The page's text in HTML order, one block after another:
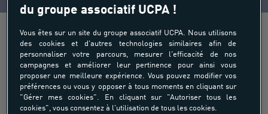
Option tour supplémentaire -
Poney
du groupe associatif UCPA !
Vous êtes sur un site du groupe associatif UCPA. Nous utilisons
des cookies et d'autres technologies similaires afin de
personnaliser votre parcours, mesurer l'efficacité de nos
campagnes et améliorer leur pertinence pour ainsi vous
proposer une meilleure expérience. Vous pouvez modifier vos
préférences ou vous y opposer à tous moments en cliquant sur
"Gérer mes cookies". En cliquant sur "Autoriser tous les
cookies", vous consentez à l'utilisation de tous les cookies.